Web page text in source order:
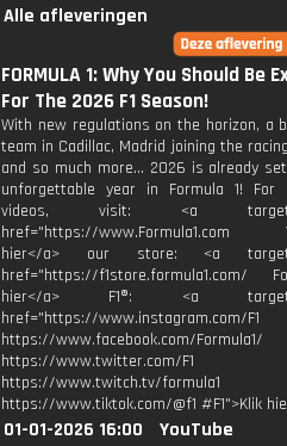
Alle afleveringen
FORMULA 1: Why You Should Be
For The 2026 F1 Season!
With new regulations on the horizon, a
team in Cadillac, Madrid joining the
and so much more… 2026 is already
unforgettable year in Formula 1! For
videos, visit: <a
href="https://www.Formula1.com
hier</a> our store: <a
href="https://f1store.formula1.com/
hier</a> F1®: <a
href="https://www.instagram.com/F1
https://www.facebook.com/Formula1/
https://www.twitter.com/F1
https://www.twitch.tv/formula1
https://www.tiktok.com/@f1 #F1">Klik
01-01-2026 16:00
YouTube